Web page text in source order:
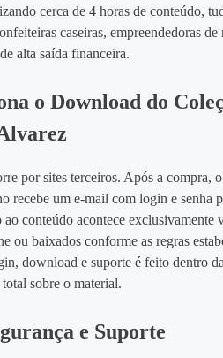
cerca de 4 horas de conteúdo,
caseiras, empreendedoras
alta saída financeira.
o Download do
por sites terceiros. Após a compra,
recebe um e‑mail com login e senha
ao conteúdo acontece
ou baixados conforme as regras
download e suporte é feito dentro
sobre o material.
e Suporte